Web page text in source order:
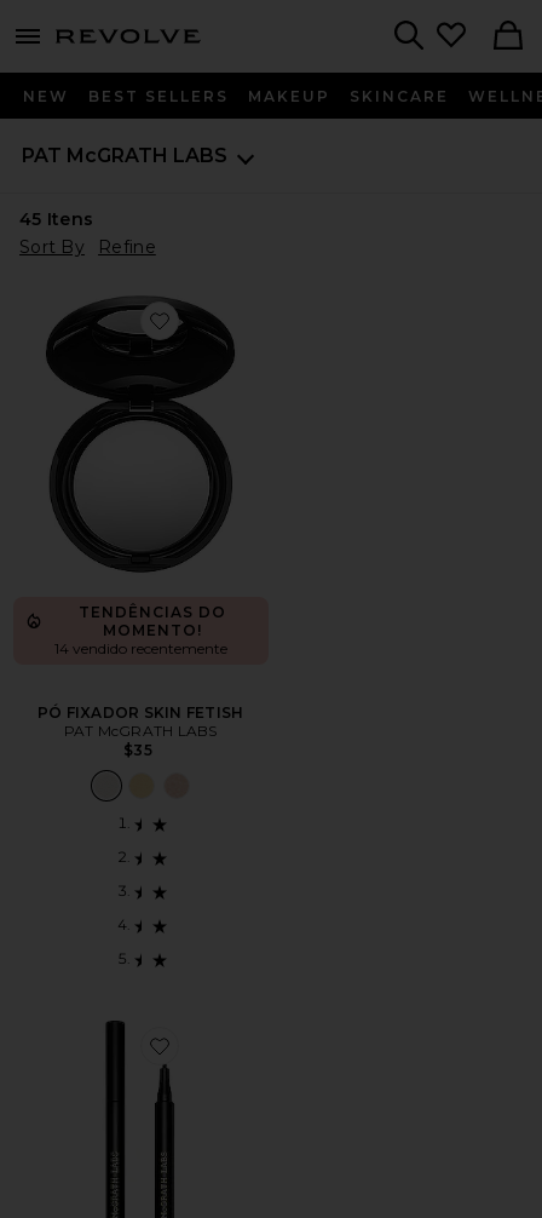
menu - shows more content
NEW BEST SELLERS MAKEUP SKINCARE
PAT McGRATH LABS
45 Itens
Sort By
Refine
Favorite PÓ FIXADOR SKIN FETISH
TENDÊNCIAS DO
MOMENTO!
14 vendido recentemente
PÓ FIXADOR SKIN FETISH
PAT McGRATH LABS
$35
Favorite Perma Precision Liquid Eyeliner